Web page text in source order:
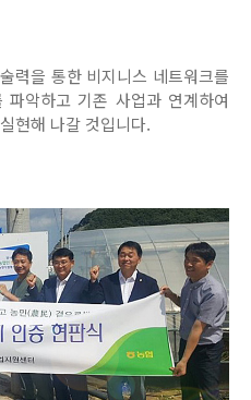
력을 통한 비지니스 네트워크를
악하고 기존 사업과 연계하여
현해 나갈 것입니다.